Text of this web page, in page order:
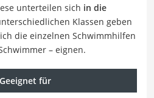
unterteilen sich in die
Klassen geben
die einzelnen Schwimmhilfen
– eignen.
Geeignet für